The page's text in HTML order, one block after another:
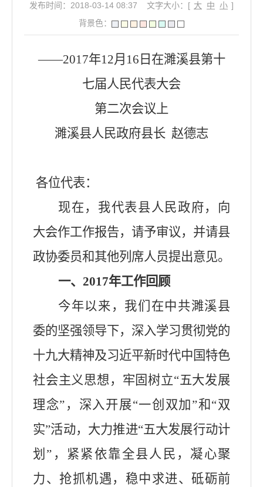
发布时间：2018-03-14 08:37
文字大小：[ 大 中 小 ]
背景色：
——2017年12月 16 日在濉溪县第十
七届人民代表大会
第二次会议上
濉溪县人民政府县长 赵德志
各位代表：
现在，我代表县人民政府，向
大会作工作报告，请予审议，并请县
政协委员和其他列席人员提出意见。
一、2017年工作回顾
今年以来，我们在中共濉溪县
委的坚强领导下，深入学习贯彻党的
十九大精神及习近平新时代中国特色
社会主义思想 ，牢固树立“五大发展
理念” ，深入开展“一创双加”和 “双
实”活动， 大力推进“五大发展行动计
划 ” ，紧紧依靠全县人民，凝心聚
力、抢抓机遇，稳中求进、 砥砺前